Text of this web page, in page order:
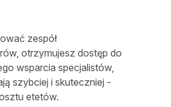
zespół
otrzymujesz dostęp do
wsparcia specjalistów,
szybciej i skuteczniej -
etetów.